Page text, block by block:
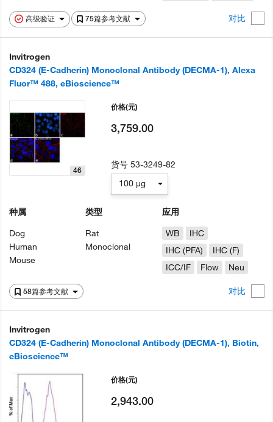
高级验证 75篇参考文献 对比
Invitrogen
CD324 (E-Cadherin) Monoclonal Antibody (DECMA-1), Alexa
Fluor™ 488, eBioscience™
58篇参考文献 对比
46
种属
Dog
Human
Mouse
类型
Rat
Monoclonal
应用
WB
IHC
IHC (PFA)
IHC (F)
ICC/IF
Flow Neu
价格(元)
3,759.00
货号53-3249-82
100 µg
Invitrogen
CD324 (E-Cadherin) Monoclonal Antibody (DECMA-1), Biotin,
eBioscience™
价格(元)
2,943.00